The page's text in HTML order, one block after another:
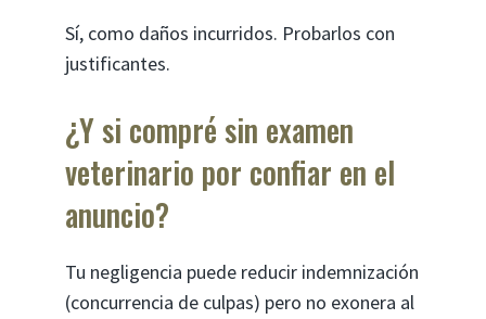
Sí, como daños incurridos. Probarlos con
justificantes.
¿Y si compré sin examen
veterinario por confiar en el
anuncio?
Tu negligencia puede reducir indemnización
(concurrencia de culpas) pero no exonera al